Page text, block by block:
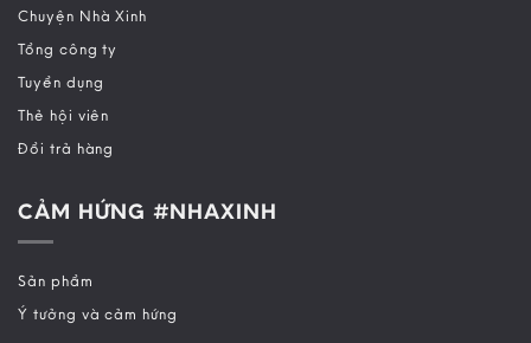
Chuyện Nhà Xinh
Tổng công ty
Tuyển dụng
Thẻ hội viên
Đổi trả hàng
CẢM HỨNG #NHAXINH
Sản phẩm
Ý tưởng và cảm hứng